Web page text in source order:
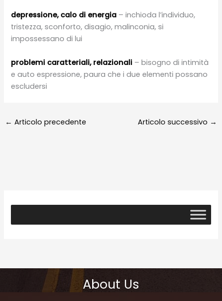
depressione, calo di energia – inchioda l’individuo,
tristezza, sconforto, disagio, malinconia, si
impossessano di lui
problemi caratteriali, relazionali – bisogno di intimità
e auto espressione, paura che i due elementi possano
escludersi
← Articolo precedente Articolo successivo →
About Us